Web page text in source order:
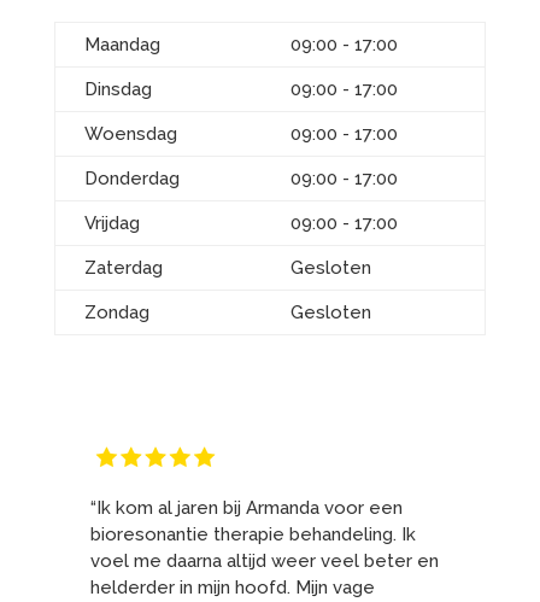
Maandag 09:00 - 17:00
Dinsdag 09:00 - 17:00
Woensdag 09:00 - 17:00
Donderdag 09:00 - 17:00
Vrijdag 09:00 - 17:00
Zaterdag Gesloten
Zondag Gesloten
“Ik kom al jaren bij Armanda voor een
bioresonantie therapie behandeling. Ik
voel me daarna altijd weer veel beter en
helderder in mijn hoofd. Mijn vage